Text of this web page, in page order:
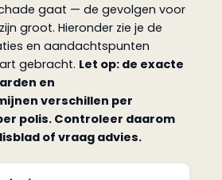
gaat — de gevolgen voor
groot. Hieronder zie je de
en aandachtspunten
gebracht. Let op: de exacte
en
verschillen per
polis. Controleer daarom
of vraag advies.